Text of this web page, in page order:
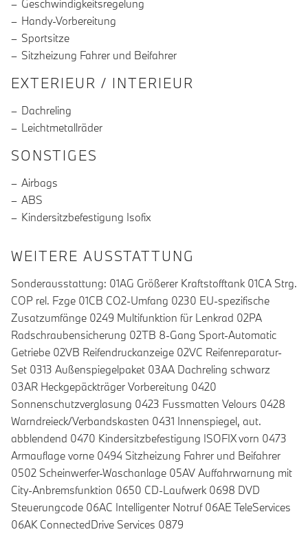
Geschwindigkeitsregelung
Handy-Vorbereitung
Sportsitze
Sitzheizung Fahrer und Beifahrer
EXTERIEUR / INTERIEUR
Dachreling
Leichtmetallräder
SONSTIGES
Airbags
ABS
Kindersitzbefestigung Isofix
WEITERE AUSSTATTUNG
Sonderausstattung: 01AG Größerer Kraftstofftank 01CA Strg.
COP rel. Fzge 01CB CO2-Umfang 0230 EU-spezifische
Zusatzumfänge 0249 Multifunktion für Lenkrad 02PA
Radschraubensicherung 02TB 8-Gang Sport-Automatic
Getriebe 02VB Reifendruckanzeige 02VC Reifenreparatur-
Set 0313 Außenspiegelpaket 03AA Dachreling schwarz
03AR Heckgepäckträger Vorbereitung 0420
Sonnenschutzverglasung 0423 Fussmatten Velours 0428
Warndreieck/Verbandskasten 0431 Innenspiegel, aut.
abblendend 0470 Kindersitzbefestigung ISOFIX vorn 0473
Armauflage vorne 0494 Sitzheizung Fahrer und Beifahrer
0502 Scheinwerfer-Waschanlage 05AV Auffahrwarnung mit
City-Anbremsfunktion 0650 CD-Laufwerk 0698 DVD
Steuerungcode 06AC Intelligenter Notruf 06AE TeleServices
06AK ConnectedDrive Services 0879